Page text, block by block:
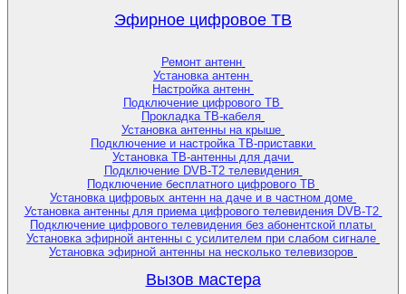
Эфирное цифровое ТВ
Ремонт антенн
Установка антенн
Настройка антенн
Подключение цифрового ТВ
Прокладка ТВ-кабеля
Установка антенны на крыше
Подключение и настройка ТВ-приставки
Установка ТВ-антенны для дачи
Подключение DVB-T2 телевидения
Подключение бесплатного цифрового ТВ
Установка цифровых антенн на даче и в частном доме
Установка антенны для приема цифрового телевидения DVB-T2
Подключение цифрового телевидения без абонентской платы
Установка эфирной антенны с усилителем при слабом сигнале
Установка эфирной антенны на несколько телевизоров
Вызов мастера